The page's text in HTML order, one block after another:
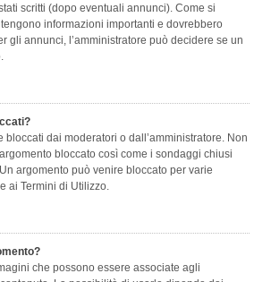
scritti (dopo eventuali annunci). Come si
informazioni importanti e dovrebbero
gli annunci, l’amministratore può decidere se un
dai moderatori o dall’amministratore. Non
bloccato così come i sondaggi chiusi
argomento può venire bloccato per varie
ai Termini di Utilizzo.
che possono essere associate agli